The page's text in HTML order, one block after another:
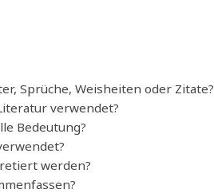
Sprüche, Weisheiten oder Zitate?
verwendet?
Bedeutung?
werden?